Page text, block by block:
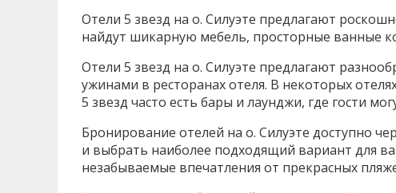
Отели 5 звезд на о. Силуэте предлагают
найдут шикарную мебель, просторные ванные
Отели 5 звезд на о. Силуэте предлагают
ужинами в ресторанах отеля. В некоторых
5 звезд часто есть бары и лаунджи, где гости
Бронирование отелей на о. Силуэте доступно
и выбрать наиболее подходящий вариант для
незабываемые впечатления от прекрасных